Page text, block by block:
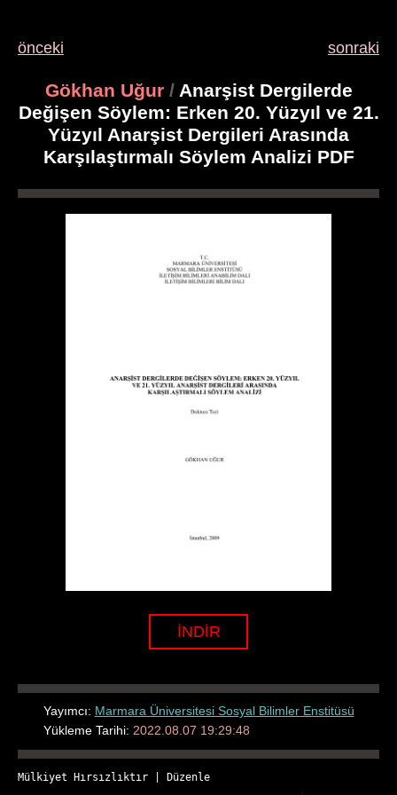
önceki sonraki
Gökhan Uğur /Anarşist Dergilerde
Değişen Söylem: Erken 20. Yüzyıl ve 21.
Yüzyıl Anarşist Dergileri Arasında
Karşılaştırmalı Söylem Analizi PDF
İNDİR
Yayımcı: Marmara Üniversitesi Sosyal Bilimler Enstitüsü
Yükleme Tarihi: 2022.08.07 19:29:48
Mülkiyet Hırsızlıktır Düzenle